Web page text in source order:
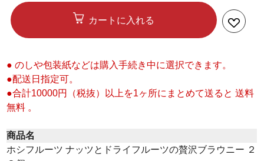
カートに入れる
● のしや包装紙などは購入手続き中に選択できます。
●配送日指定可。
●合計10000円（税抜）以上を1ヶ所にまとめて送ると 送料
無料 。
商品名
ホシフルーツ ナッツとドライフルーツの贅沢ブラウニー ２